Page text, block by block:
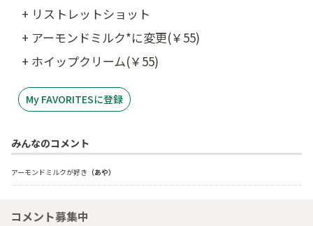
+ リストレットショット
+ アーモンドミルク*に変更(￥55)
+ ホイップクリーム(￥55)
My FAVORITESに登録
みんなのコメント
アーモンドミルクが好き （あや）
コメント募集中